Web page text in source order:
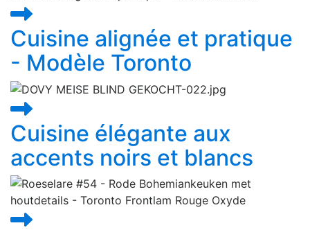
Cuisine alignée et pratique
- Modèle Toronto
Cuisine élégante aux
accents noirs et blancs